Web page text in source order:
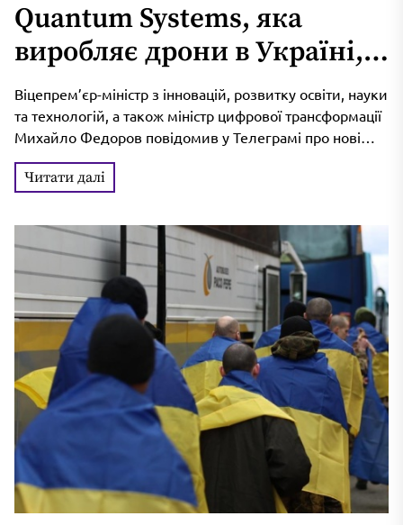
Quantum Systems, яка
виробляє дрони в Україні,
залучила €160 мільйонів і
отримала статус
«єдинорога»
Віцепрем’єр-міністр з інновацій, розвитку освіти, науки
та технологій, а також міністр цифрової трансформації
Михайло Федоров повідомив у Телеграмі про нові
досягнення стартапу Quantum-Systems, який залучив...
Читати далі